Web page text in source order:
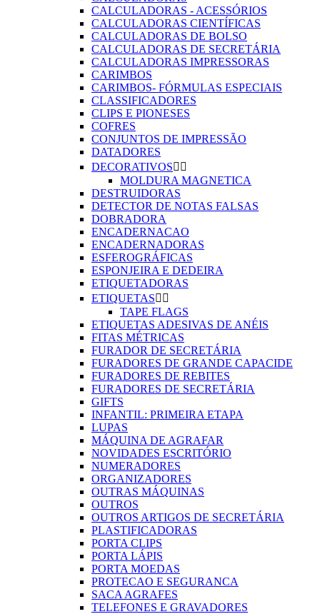
CALCULADORAS - ACESSÓRIOS
CALCULADORAS CIENTÍFICAS
CALCULADORAS DE BOLSO
CALCULADORAS DE SECRETÁRIA
CALCULADORAS IMPRESSORAS
CARIMBOS
CARIMBOS- FÓRMULAS ESPECIAIS
CLASSIFICADORES
CLIPS E PIONESES
COFRES
CONJUNTOS DE IMPRESSÃO
DATADORES
DECORATIVOS 
MOLDURA MAGNETICA
DESTRUIDORAS
DETECTOR DE NOTAS FALSAS
DOBRADORA
ENCADERNACAO
ENCADERNADORAS
ESFEROGRÁFICAS
ESPONJEIRA E DEDEIRA
ETIQUETADORAS
ETIQUETAS 
TAPE FLAGS
ETIQUETAS ADESIVAS DE ANÉIS
FITAS MÉTRICAS
FURADOR DE SECRETÁRIA
FURADORES DE GRANDE CAPACIDE
FURADORES DE REBITES
FURADORES DE SECRETÁRIA
GIFTS
INFANTIL: PRIMEIRA ETAPA
LUPAS
MÁQUINA DE AGRAFAR
NOVIDADES ESCRITÓRIO
NUMERADORES
ORGANIZADORES
OUTRAS MÁQUINAS
OUTROS
OUTROS ARTIGOS DE SECRETÁRIA
PLASTIFICADORAS
PORTA CLIPS
PORTA LÁPIS
PORTA MOEDAS
PROTECAO E SEGURANCA
SACA AGRAFES
TELEFONES E GRAVADORES